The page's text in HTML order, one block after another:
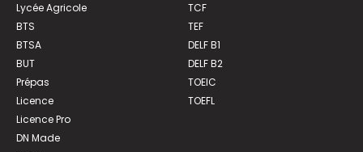
Lycée Agricole
BTS
BTSA
BUT
Prépas
Licence
Licence Pro
DN Made
TCF
TEF
DELF B1
DELF B2
TOEIC
TOEFL